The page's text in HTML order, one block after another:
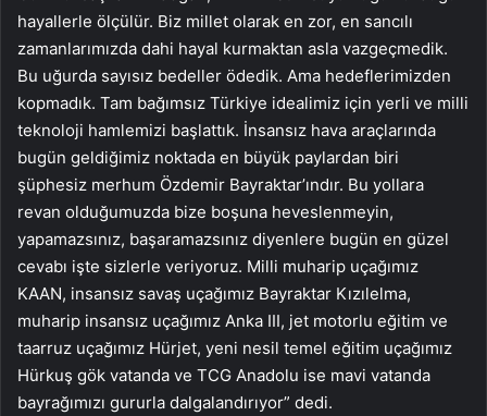
hayallerle ölçülür. Biz millet olarak en zor, en sancılı
zamanlarımızda dahi hayal kurmaktan asla vazgeçmedik.
Bu uğurda sayısız bedeller ödedik. Ama hedeflerimizden
kopmadık. Tam bağımsız Türkiye idealimiz için yerli ve milli
teknoloji hamlemizi başlattık. İnsansız hava araçlarında
bugün geldiğimiz noktada en büyük paylardan biri
şüphesiz merhum Özdemir Bayraktar’ındır. Bu yollara
revan olduğumuzda bize boşuna heveslenmeyin,
yapamazsınız, başaramazsınız diyenlere bugün en güzel
cevabı işte sizlerle veriyoruz. Milli muharip uçağımız
KAAN, insansız savaş uçağımız Bayraktar Kızılelma,
muharip insansız uçağımız Anka III, jet motorlu eğitim ve
taarruz uçağımız Hürjet, yeni nesil temel eğitim uçağımız
Hürkuş gök vatanda ve TCG Anadolu ise mavi vatanda
bayrağımızı gururla dalgalandırıyor” dedi.